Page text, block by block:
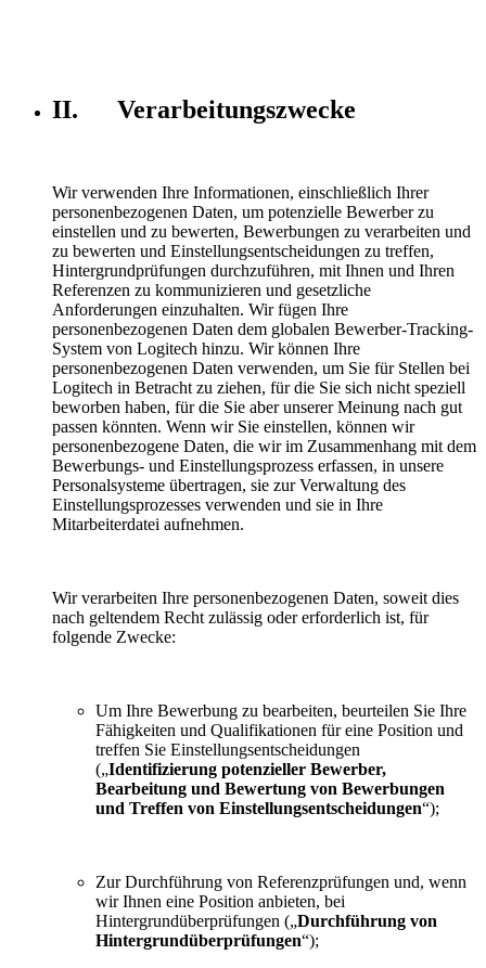
II. Verarbeitungszwecke
Wir verwenden Ihre Informationen, einschließlich Ihrer
personenbezogenen Daten, um potenzielle Bewerber zu
einstellen und zu bewerten, Bewerbungen zu verarbeiten und
zu bewerten und Einstellungsentscheidungen zu treffen,
Hintergrundprüfungen durchzuführen, mit Ihnen und Ihren
Referenzen zu kommunizieren und gesetzliche
Anforderungen einzuhalten. Wir fügen Ihre
personenbezogenen Daten dem globalen Bewerber-Tracking-
System von Logitech hinzu. Wir können Ihre
personenbezogenen Daten verwenden, um Sie für Stellen bei
Logitech in Betracht zu ziehen, für die Sie sich nicht speziell
beworben haben, für die Sie aber unserer Meinung nach gut
passen könnten. Wenn wir Sie einstellen, können wir
personenbezogene Daten, die wir im Zusammenhang mit dem
Bewerbungs- und Einstellungsprozess erfassen, in unsere
Personalsysteme übertragen, sie zur Verwaltung des
Einstellungsprozesses verwenden und sie in Ihre
Mitarbeiterdatei aufnehmen.
Wir verarbeiten Ihre personenbezogenen Daten, soweit dies
nach geltendem Recht zulässig oder erforderlich ist, für
folgende Zwecke:
Um Ihre Bewerbung zu bearbeiten, beurteilen Sie Ihre
Fähigkeiten und Qualifikationen für eine Position und
treffen Sie Einstellungsentscheidungen
(„Identifizierung potenzieller Bewerber,
Bearbeitung und Bewertung von Bewerbungen
und Treffen von Einstellungsentscheidungen“);
Zur Durchführung von Referenzprüfungen und, wenn
wir Ihnen eine Position anbieten, bei
Hintergrundüberprüfungen („Durchführung von
Hintergrundüberprüfungen“);